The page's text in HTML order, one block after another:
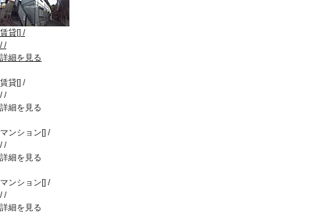
賃貸[] /
//
詳細を見る
賃貸[] /
//
詳細を見る
マンション [] /
//
詳細を見る
マンション [] /
//
詳細を見る